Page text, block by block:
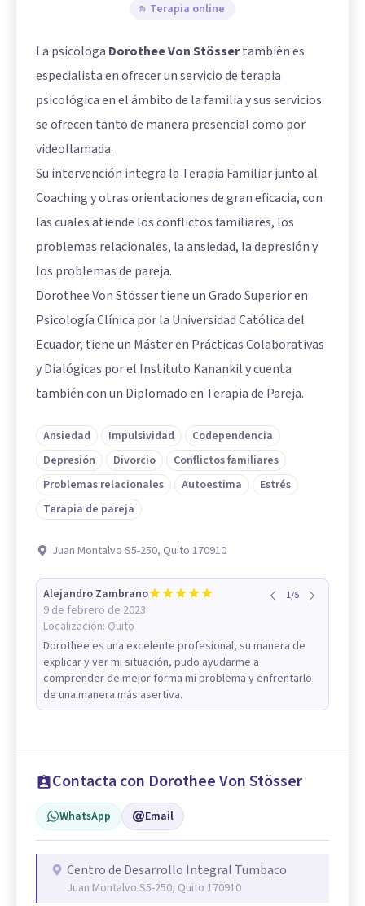
Terapia online
La psicóloga Dorothee Von Stössertambién es
especialista en ofrecer un servicio de terapia
psicológica en el ámbito de la familia y sus servicios
se ofrecen tanto de manera presencial como por
videollamada.
Su intervención integra la Terapia Familiar junto al
Coaching y otras orientaciones de gran eficacia, con
las cuales atiende los conflictos familiares, los
problemas relacionales, la ansiedad, la depresión y
los problemas de pareja.
Dorothee Von Stösser tiene un Grado Superior en
Psicología Clínica por la Universidad Católica del
Ecuador, tiene un Máster en Prácticas Colaborativas
y Dialógicas por el Instituto Kanankil y cuenta
también con un Diplomado en Terapia de Pareja.
Ansiedad Impulsividad
Codependencia
Depresión
Divorcio
Conflictos familiares
Problemas relacionales
Autoestima
Estrés
Terapia de pareja
Juan Montalvo S5-250, Quito 170910
Alejandro Zambrano
9 de febrero de 2023
Localización: Quito
1/5
Dorothee es una excelente profesional, su manera de
explicar y ver mi situación, pudo ayudarme a
comprender de mejor forma mi problema y enfrentarlo
de una manera más asertiva.
Contacta con Dorothee Von Stösser
WhatsApp Email
Centro de Desarrollo Integral Tumbaco
Juan Montalvo S5-250, Quito 170910